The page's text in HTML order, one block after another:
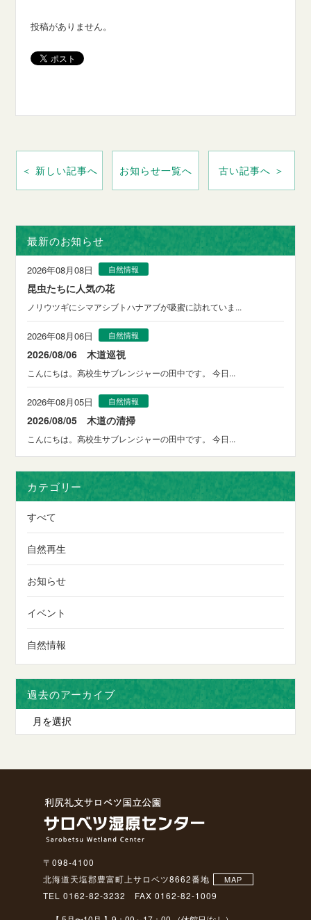
投稿がありません。
＜ 新しい記事へ お知らせ一覧へ 古い記事へ ＞
最新のお知らせ
2026年08月08日 自然情報
昆虫たちに人気の花
ノリウツギにシマアシブトハナアブが吸蜜に訪れていま...
2026年08月06日 自然情報
2026/08/06 木道巡視
こんにちは。高校生サブレンジャーの田中です。 今日...
2026年08月05日 自然情報
2026/08/05 木道の清掃
こんにちは。高校生サブレンジャーの田中です。 今日...
カテゴリー
すべて
自然再生
お知らせ
イベント
自然情報
過去のアーカイブ
〒098-4100
北海道天塩郡豊富町上サロベツ8662番地
MAP
TEL 0162-82-3232 FAX 0162-82-1009